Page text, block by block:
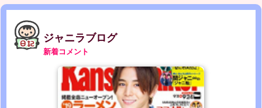
ジャニラブログ
新着コメント